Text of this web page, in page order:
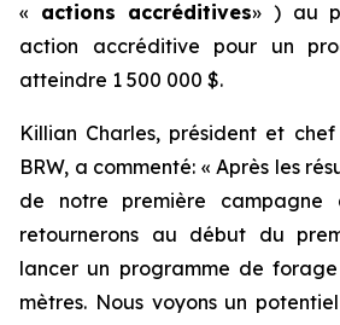
« actions accréditives» ) au
action accréditive pour un
atteindre 1 500 000 $.
Killian Charles, président et
BRW, a commenté: « Après les
de notre première campagne
retournerons au début du
lancer un programme de
mètres. Nous voyons un